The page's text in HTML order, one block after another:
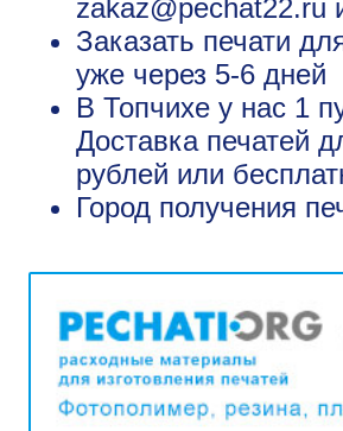
zakaz@pechat22.ru
Заказать печати
уже через 5-6 дней
В Топчихе у нас 1
Доставка печатей
рублей или
Город получения